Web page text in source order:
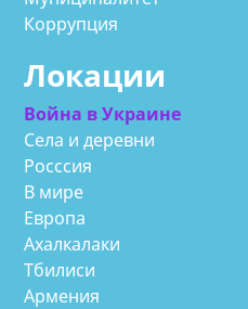
Коррупция
Локации
Война в Украине
Села и деревни
Росссия
В мире
Европа
Ахалкалаки
Тбилиси
Армения